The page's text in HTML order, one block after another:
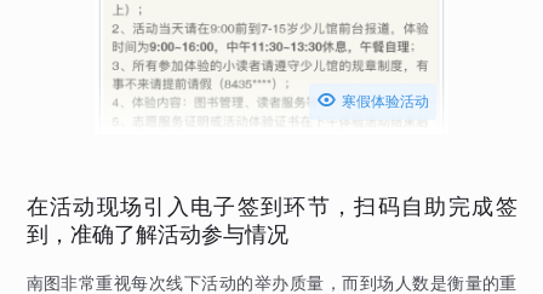
 寒假体验活动
在活动现场引入电子签到环节，扫码自助完成签
到，准确了解活动参与情况
南图非常重视每次线下活动的举办质量，而到场人数是衡量的重